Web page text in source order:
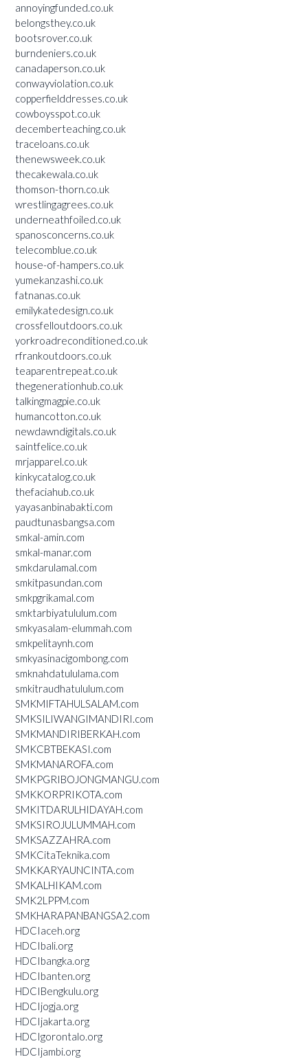
annoyingfunded.co.uk
belongsthey.co.uk
bootsrover.co.uk
burndeniers.co.uk
canadaperson.co.uk
conwayviolation.co.uk
copperfielddresses.co.uk
cowboysspot.co.uk
decemberteaching.co.uk
traceloans.co.uk
thenewsweek.co.uk
thecakewala.co.uk
thomson-thorn.co.uk
wrestlingagrees.co.uk
underneathfoiled.co.uk
spanosconcerns.co.uk
telecomblue.co.uk
house-of-hampers.co.uk
yumekanzashi.co.uk
fatnanas.co.uk
emilykatedesign.co.uk
crossfelloutdoors.co.uk
yorkroadreconditioned.co.uk
rfrankoutdoors.co.uk
teaparentrepeat.co.uk
thegenerationhub.co.uk
talkingmagpie.co.uk
humancotton.co.uk
newdawndigitals.co.uk
saintfelice.co.uk
mrjapparel.co.uk
kinkycatalog.co.uk
thefaciahub.co.uk
yayasanbinabakti.com
paudtunasbangsa.com
smkal-amin.com
smkal-manar.com
smkdarulamal.com
smkitpasundan.com
smkpgrikamal.com
smktarbiyatululum.com
smkyasalam-elummah.com
smkpelitaynh.com
smkyasinacigombong.com
smknahdatululama.com
smkitraudhatululum.com
SMKMIFTAHULSALAM.com
SMKSILIWANGIMANDIRI.com
SMKMANDIRIBERKAH.com
SMKCBTBEKASI.com
SMKMANAROFA.com
SMKPGRIBOJONGMANGU.com
SMKKORPRIKOTA.com
SMKITDARULHIDAYAH.com
SMKSIROJULUMMAH.com
SMKSAZZAHRA.com
SMKCitaTeknika.com
SMKKARYAUNCINTA.com
SMKALHIKAM.com
SMK2LPPM.com
SMKHARAPANBANGSA2.com
HDCIaceh.org
HDCIbali.org
HDCIbangka.org
HDCIbanten.org
HDCIBengkulu.org
HDCIjogja.org
HDCIjakarta.org
HDCIgorontalo.org
HDCIjambi.org